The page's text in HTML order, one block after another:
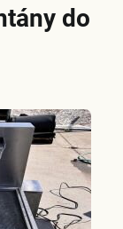
do